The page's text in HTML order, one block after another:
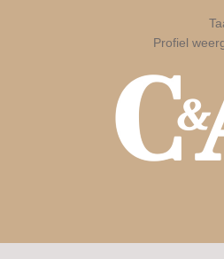
Profiel